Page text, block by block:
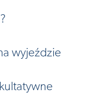
wyjeździe